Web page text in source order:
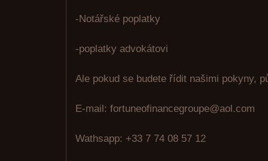
-Notářské poplatky
-poplatky advokátovi
Ale pokud se budete řídit našimi pokyny,
E-mail: fortuneofinancegroupe@aol.com
Wathsapp: +33 7 74 08 57 12